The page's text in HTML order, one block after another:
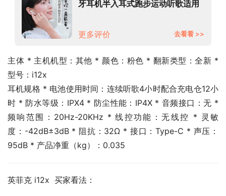
牙耳机半入耳式跑步运动听歌适用
更多评价
去看看 >>
主体 * 主机机型：其他 * 颜色：粉色 * 翻新类型：全新 *
型号：i12x
耳机规格 * 电池使用时间：连续听歌4小时配合充电仓12小
时 * 防水等级：IPX4 * 防尘性能：IP4X * 音频接口：无 *
频响范围：20Hz-20KHz * 线控功能：无线控 * 灵敏
度：-42dB±3dB * 阻抗：32Ω * 接口：Type-C * 声压：
95dB * 产品净重（kg）：0.035
英菲克 i12x  买家看法：